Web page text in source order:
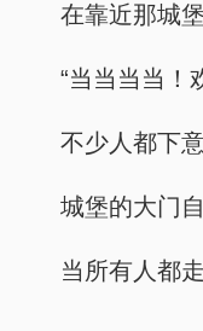
在靠近那城
“当当当当！
不少人都下
城堡的大门
当所有人都